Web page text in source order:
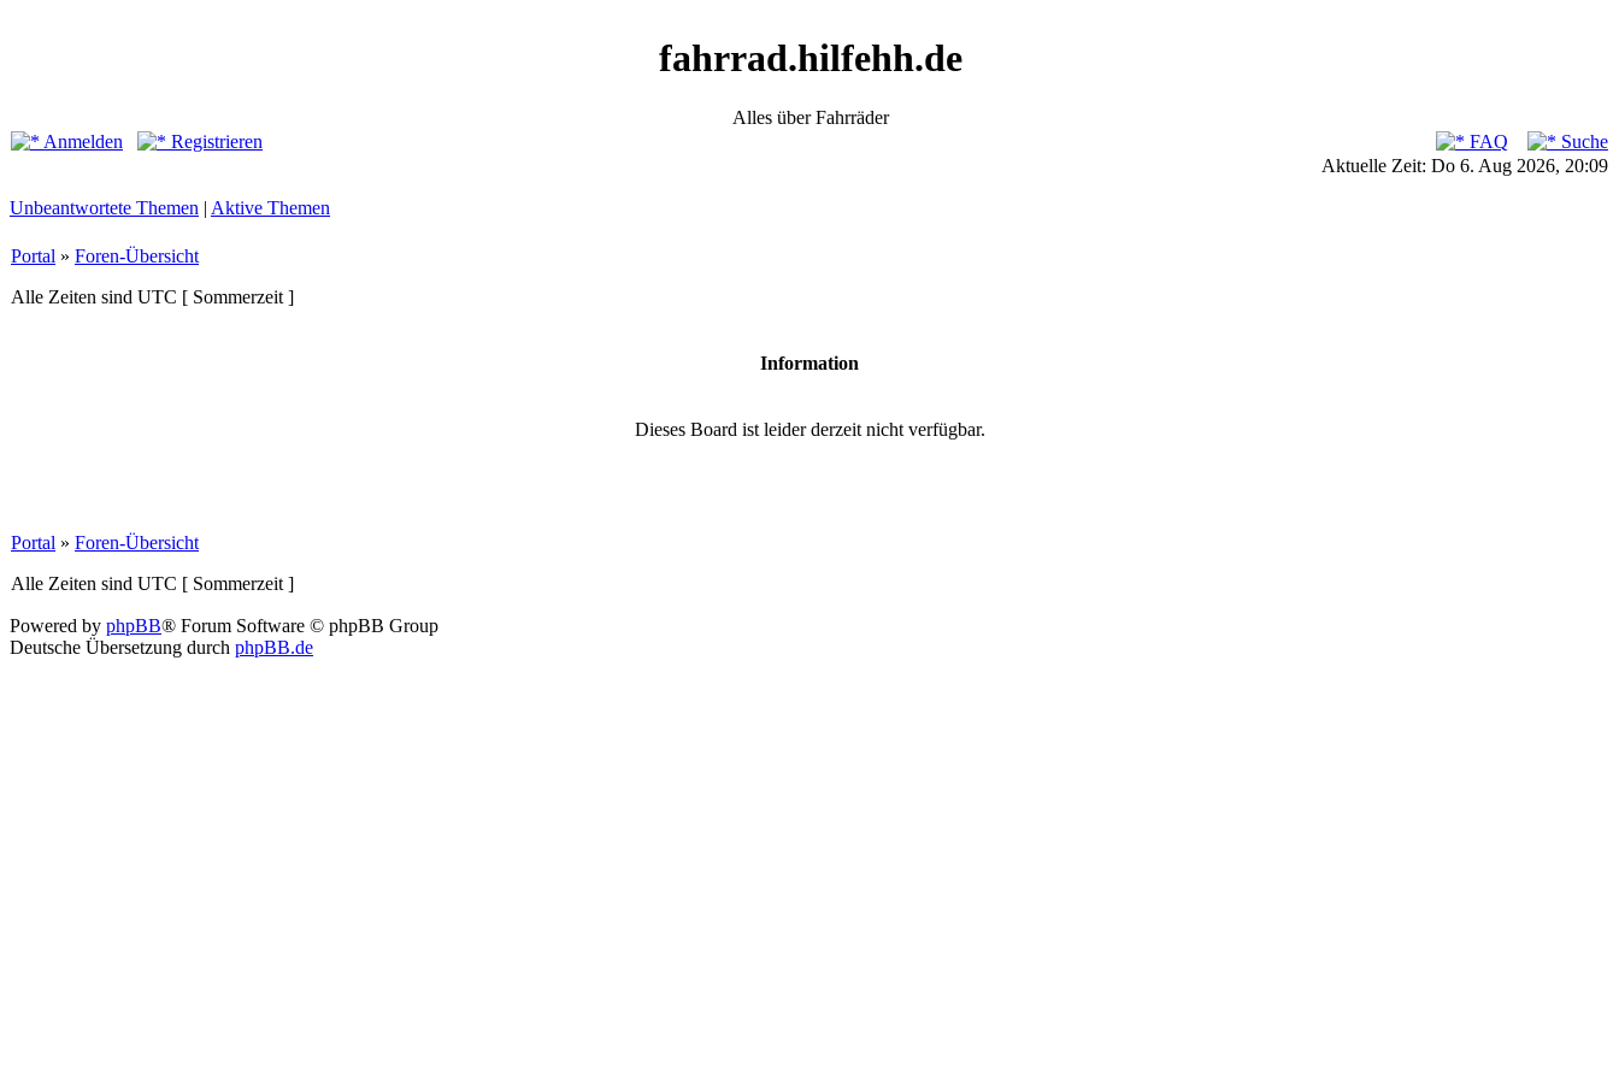
fahrrad.hilfehh.de
Alles über Fahrräder
Anmelden
Registrieren FAQ
Suche
Aktuelle Zeit: Do 6. Aug 2026, 20:09
Unbeantwortete Themen | Aktive Themen
Portal » Foren-Übersicht
Alle Zeiten sind UTC [ Sommerzeit ]
Information
Dieses Board ist leider derzeit nicht verfügbar.
Portal » Foren-Übersicht
Alle Zeiten sind UTC [ Sommerzeit ]
Powered by phpBB® Forum Software © phpBB Group
Deutsche Übersetzung durch phpBB.de